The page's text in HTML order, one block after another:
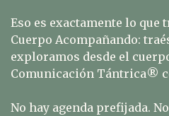
Eso es exactamente lo que
Cuerpo Acompañando:
exploramos desde el
Comunicación Tántrica®️
No hay agenda prefijada.